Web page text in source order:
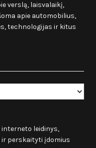
verslą, laisvalaikį,
apie automobilius,
technologijas ir kitus
leidinys,
perskaityti įdomius